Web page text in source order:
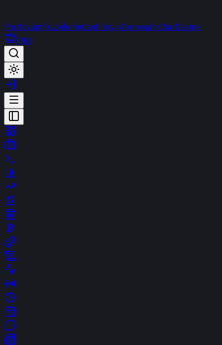
PortföyümFavorilerimCanlı YayınTerminalt-ChatDestek
PRO